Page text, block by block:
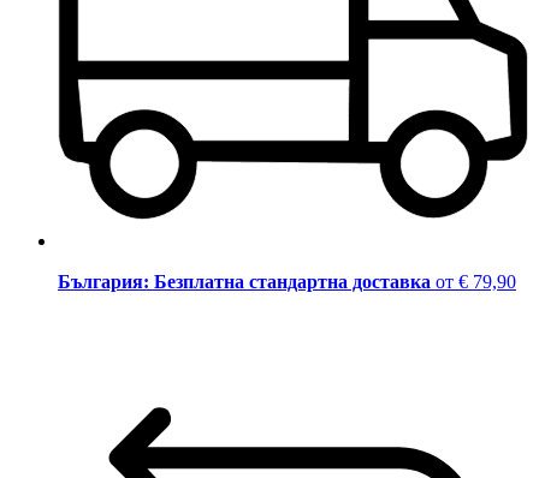
България: Безплатна стандартна доставка от € 79,90